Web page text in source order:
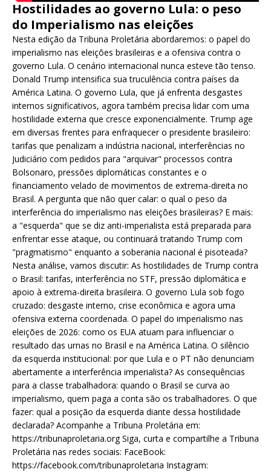
Hostilidades ao governo Lula: o peso
do Imperialismo nas eleições
Nesta edição da Tribuna Proletária abordaremos: o papel do
imperialismo nas eleições brasileiras e a ofensiva contra o
governo Lula. O cenário internacional nunca esteve tão tenso.
Donald Trump intensifica sua truculência contra países da
América Latina. O governo Lula, que já enfrenta desgastes
internos significativos, agora também precisa lidar com uma
hostilidade externa que cresce exponencialmente. Trump age
em diversas frentes para enfraquecer o presidente brasileiro:
tarifas que penalizam a indústria nacional, interferências no
Judiciário com pedidos para "arquivar" processos contra
Bolsonaro, pressões diplomáticas constantes e o
financiamento velado de movimentos de extrema-direita no
Brasil. A pergunta que não quer calar: o qual o peso da
interferência do imperialismo nas eleições brasileiras? E mais:
a "esquerda" que se diz anti-imperialista está preparada para
enfrentar esse ataque, ou continuará tratando Trump com
"pragmatismo" enquanto a soberania nacional é pisoteada?
Nesta análise, vamos discutir: As hostilidades de Trump contra
o Brasil: tarifas, interferência no STF, pressão diplomática e
apoio à extrema-direita brasileira. O governo Lula sob fogo
cruzado: desgaste interno, crise econômica e agora uma
ofensiva externa coordenada. O papel do imperialismo nas
eleições de 2026: como os EUA atuam para influenciar o
resultado das urnas no Brasil e na América Latina. O silêncio
da esquerda institucional: por que Lula e o PT não denunciam
abertamente a interferência imperialista? As consequências
para a classe trabalhadora: quando o Brasil se curva ao
imperialismo, quem paga a conta são os trabalhadores. O que
fazer: qual a posição da esquerda diante dessa hostilidade
declarada? Acompanhe a Tribuna Proletária em:
https://tribunaproletaria.org Siga, curta e compartilhe a Tribuna
Proletária nas redes sociais: FaceBook:
https://facebook.com/tribunaproletaria Instagram: